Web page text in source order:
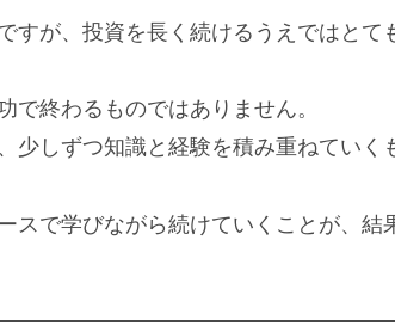
すが、投資を長く続けるうえではとて
で終わるものではありません。
少しずつ知識と経験を積み重ねていく
スで学びながら続けていくことが、